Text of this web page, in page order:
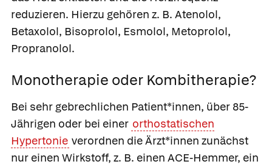
reduzieren. Hierzu gehören z. B. Atenolol,
Betaxolol, Bisoprolol, Esmolol, Metoprolol,
Propranolol.
Monotherapie oder Kombitherapie?
Bei sehr gebrechlichen Patient*innen, über 85-
Jährigen oder bei einer orthostatischen
Hypertonie verordnen die Ärzt*innen zunächst
nur einen Wirkstoff, z. B. einen ACE-Hemmer, ein